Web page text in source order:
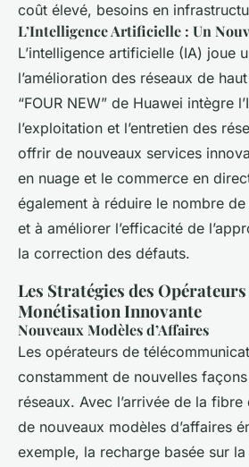
coût élevé, besoins en
L’Intelligence Artificielle : Un
L’intelligence artificielle (IA) joue
l’amélioration des réseaux de
“FOUR NEW” de Huawei intègre
l’exploitation et l’entretien des
offrir de nouveaux services
en nuage et le commerce en
également à réduire le nombre
et à améliorer l’efficacité de
la correction des défauts.
Les Stratégies des Opérateurs
Monétisation Innovante
Nouveaux Modèles d’Affaires
Les opérateurs de
constamment de nouvelles
réseaux. Avec l’arrivée de la fibre
de nouveaux modèles d’affaires
exemple, la recharge basée sur